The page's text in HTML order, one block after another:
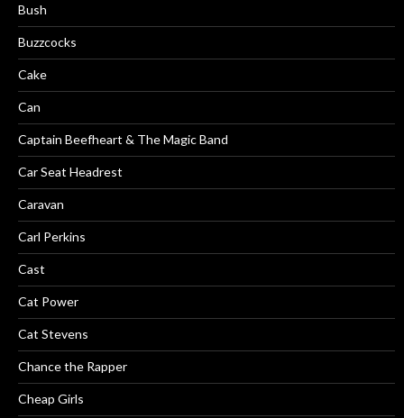
Bush
Buzzcocks
Cake
Can
Captain Beefheart & The Magic Band
Car Seat Headrest
Caravan
Carl Perkins
Cast
Cat Power
Cat Stevens
Chance the Rapper
Cheap Girls